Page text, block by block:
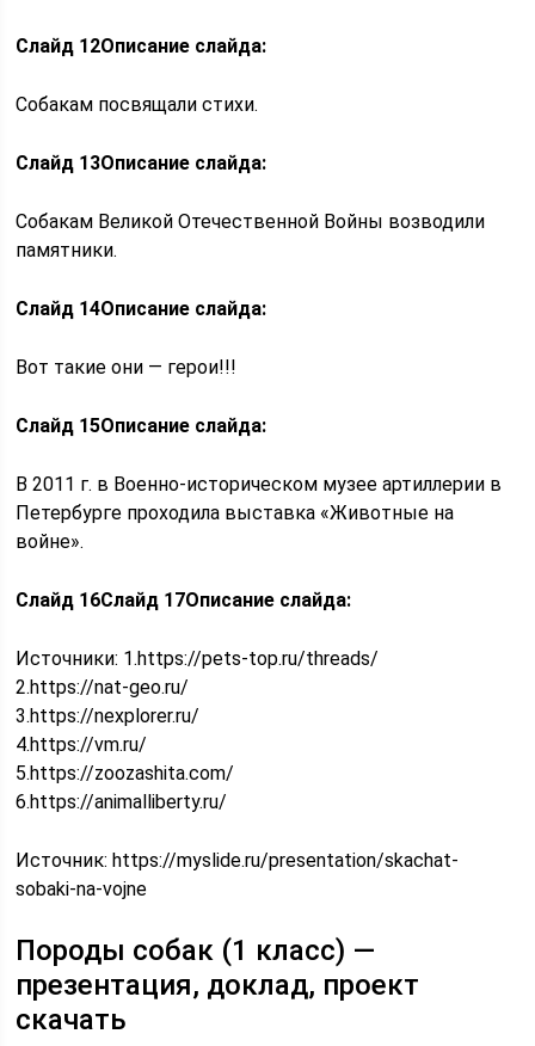
Слайд 12Описание слайда:
Собакам посвящали стихи.
Слайд 13Описание слайда:
Собакам Великой Отечественной Войны возводили
памятники.
Слайд 14Описание слайда:
Вот такие они — герои!!!
Слайд 15Описание слайда:
В 2011 г. в Военно-историческом музее артиллерии в
Петербурге проходила выставка «Животные на
войне».
Слайд 16Слайд 17Описание слайда:
Источники: 1.https://pets-top.ru/threads/
2.https://nat-geo.ru/
3.https://nexplorer.ru/
4.https://vm.ru/
5.https://zoozashita.com/
6.https://animalliberty.ru/
Источник:https://myslide.ru/presentation/skachat-
sobaki-na-vojne
Породы собак (1 класс) —
презентация, доклад, проект
скачать